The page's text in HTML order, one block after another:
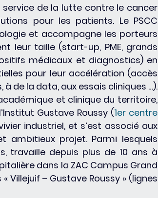
service de la lutte contre le cancer
pour les patients. Le PSCC
et accompagne les porteurs
leur taille (start-up, PME, grands
médicaux et diagnostics) en
pour leur accélération (accès
de la data, aux essais cliniques …).
académique et clinique du territoire,
Gustave Roussy (1er centre
industriel, et s’est associé aux
projet. Parmi lesquels
travaille depuis plus de 10 ans à
dans la ZAC Campus Grand
Villejuif – Gustave Roussy » (lignes